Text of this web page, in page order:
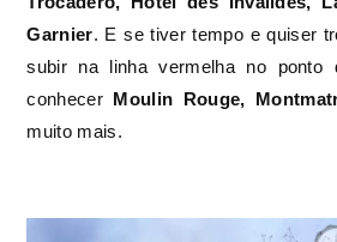
Garnier. E se tiver tempo e quiser
subir na linha vermelha no ponto
conhecer Moulin Rouge,
muito mais.